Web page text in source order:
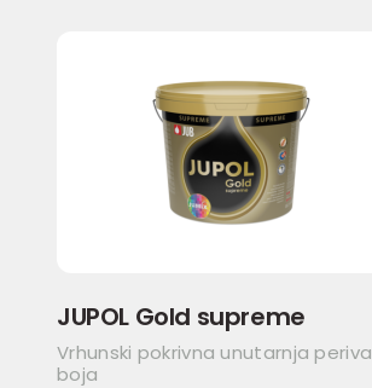
JUPOL Gold supreme
Vrhunski pokrivna unutarnja periva
boja